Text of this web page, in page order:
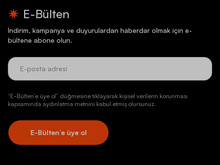
E-Bülten
İndirim, kampanya ve duyurulardan haberdar olmak için e-
bültene abone olun.
“E-Bülten’e üye ol” düğmesine tıklayarak kişisel verilerin korunması
kapsamında aydınlatma metnini kabul etmiş olursunuz.
E-Bülten’e üye ol